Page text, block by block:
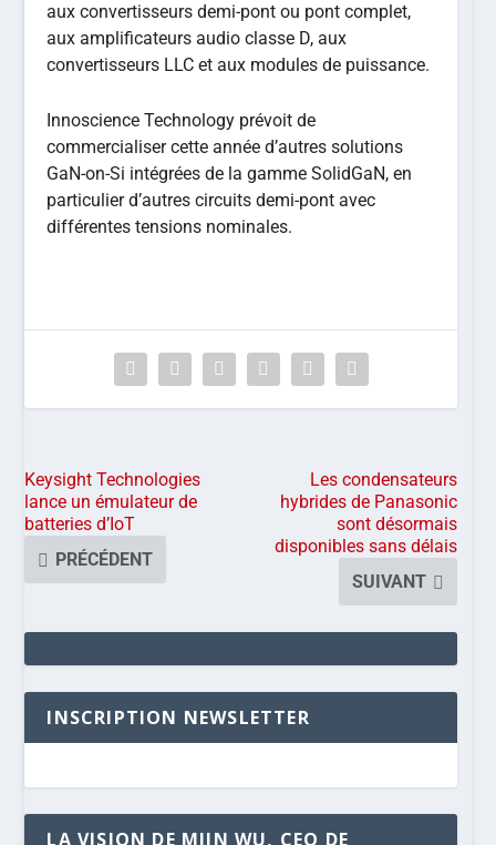
aux convertisseurs demi-pont ou pont complet,
aux amplificateurs audio classe D, aux
convertisseurs LLC et aux modules de puissance.
Innoscience Technology prévoit de
commercialiser cette année d’autres solutions
GaN-on-Si intégrées de la gamme SolidGaN, en
particulier d’autres circuits demi-pont avec
différentes tensions nominales.
Keysight Technologies
lance un émulateur de
batteries d’IoT
PRÉCÉDENT
Les condensateurs
hybrides de Panasonic
sont désormais
disponibles sans délais
SUIVANT
INSCRIPTION NEWSLETTER
LA VISION DE MIIN WU, CEO DE